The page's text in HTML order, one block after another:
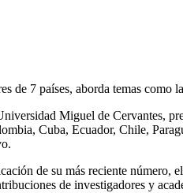
de 7 países, aborda temas
Miguel de Cervantes,
Cuba, Ecuador, Chile,
de su más reciente número,
de investigadores y